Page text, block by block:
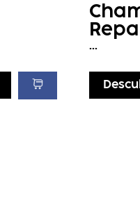
...